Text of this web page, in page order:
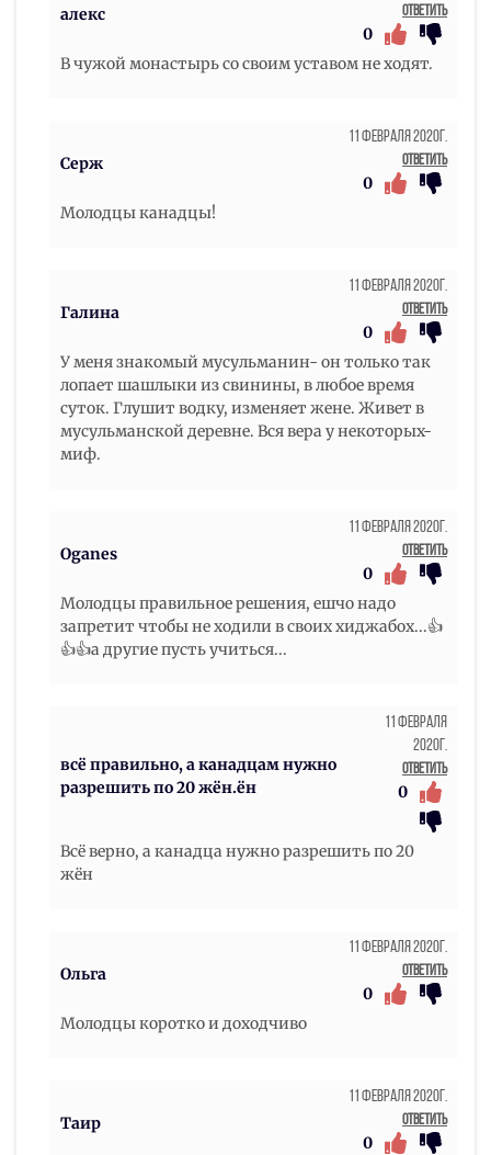
алекс
Ответить
0
В чужой монастырь со своим уставом не ходят.
Серж
11 Февраля 2020г.
Ответить
0
Молодцы канадцы!
Галина
11 Февраля 2020г.
Ответить
0
У меня знакомый мусульманин- он только так
лопает шашлыки из свинины, в любое время
суток. Глушит водку, изменяет жене. Живет в
мусульманской деревне. Вся вера у некоторых-
миф.
Oganes
11 Февраля 2020г.
Ответить
0
Молодцы правильное решения, ешчо надо
запретит чтобы не ходили в своих хиджабох...👍
👍👍а другие пусть учиться...
всё правильно, а канадцам нужно
разрешить по 20 жён.ён
11 Февраля
2020г.
Ответить
0
Всё верно, а канадца нужно разрешить по 20
жён
Ольга
11 Февраля 2020г.
Ответить
0
Молодцы коротко и доходчиво
Таир
11 Февраля 2020г.
Ответить
0